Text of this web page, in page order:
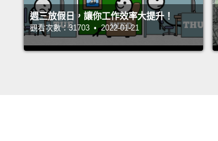
週三放假日，讓你工作效率大提升！
觀看次數：31703 • 2022-01-21